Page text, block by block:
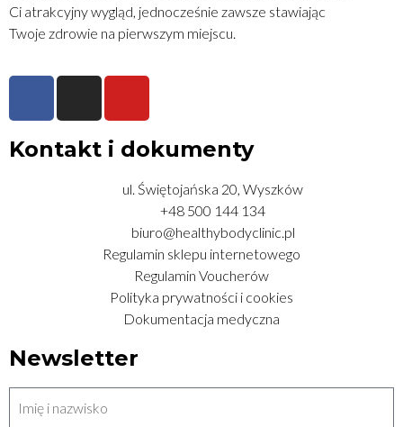
Ci atrakcyjny wygląd, jednocześnie zawsze stawiając
Twoje zdrowie na pierwszym miejscu.
Kontakt i dokumenty
ul. Świętojańska 20, Wyszków
+48 500 144 134
biuro@healthybodyclinic.pl
Regulamin sklepu internetowego
Regulamin Voucherów
Polityka prywatności i cookies
Dokumentacja medyczna
Newsletter